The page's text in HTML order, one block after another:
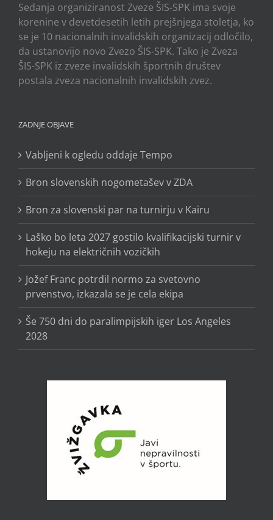
Sedanja organiziranost Zveze ŠIS-SPK ima svoje
korenine v devetdesetih letih prejšnjega stoletja, ko
se je 10 nacionalnih invalidskih organizacij odločilo,
da ustanovijo novo Zvezo ŠIS-SPK. Tako je Zveza
ŠIS-SPK iz zveze invalidskih športnih društev
postala zveza nacionalnih invalidskih zvez.
ZADNJE OBJAVE
Vabljeni k ogledu oddaje Tempo
Bron slovenskih nogometašev v ZDA
Bron za slovenski par na turnirju v Kairu
Laško bo leta 2027 gostilo kvalifikacijski turnir v
hokeju na električnih vozičkih
Jožef Franc potrdil normo za svetovno
prvenstvo, izkazala se je cela ekipa
Še 750 dni do paralimpijskih iger Los Angeles
2028